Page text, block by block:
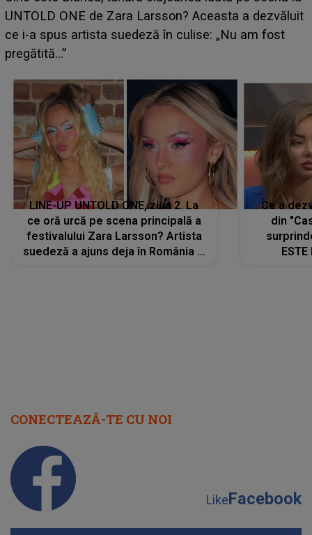
aduce tensiuni uriașe pentru o zodie! Conflictele
izbucnesc din senin în jurul ei, iar o situație dificilă
scapă de sub control
LINE-UP UNTOLD ONE, ziua 2. La
ce oră urcă pe scena principală a
festivalului Zara Larsson? Artista
suedeză a ajuns deja în România și
Ce a
din
CONECTEAZĂ-TE CU NOI
LikeFacebook